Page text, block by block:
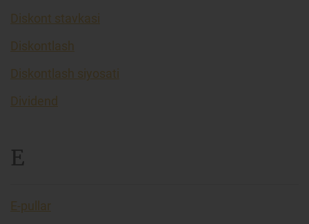
Diskont stavkasi
Diskontlash
Diskontlash siyosati
Dividend
E
E-pullar